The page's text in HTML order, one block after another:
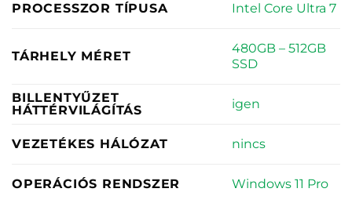
PROCESSZOR TÍPUSA Intel Core Ultra 7
TÁRHELY MÉRET
480GB – 512GB
SSD
BILLENTYŰZET
HÁTTÉRVILÁGÍTÁS
igen
VEZETÉKES HÁLÓZAT nincs
OPERÁCIÓS RENDSZER Windows 11 Pro